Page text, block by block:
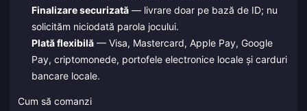
Finalizare securizată— livrare doar pe bază de ID; nu
solicităm niciodată parola jocului.
Plată flexibilă— Visa, Mastercard, Apple Pay, Google
Pay, criptomonede, portofele electronice locale și carduri
bancare locale.
Cum să comanzi